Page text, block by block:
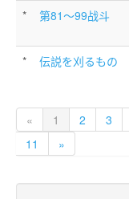
*
第81～99战斗
*
伝説を刈るもの
« 1 2 3
11
»